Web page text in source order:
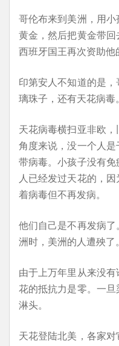
哥伦布来到美洲，用
黄金，然后把黄金带
西班牙国王再次资助他
印第安人不知道的是
璃珠子，还有天花病毒。
天花病毒横扫亚非欧
角度来说，没一个人
带病毒。小孩子没有
人已经发过天花的，
着病毒但不再发病。
他们自己是不再发病
洲时，美洲的人遭殃了。
由于上万年里从来没
花的抵抗力是零。一
淋头。
天花登陆北美，各家